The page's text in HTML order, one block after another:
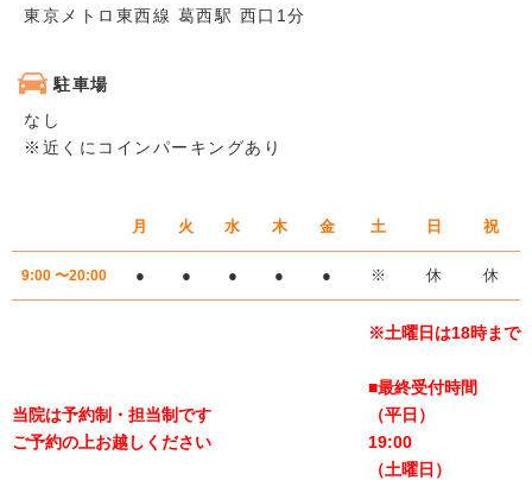
東京メトロ東西線 葛西駅 西口1分
駐車場
なし
※近くにコインパーキングあり
月 火 水 木 金 土 日 祝
9:00 〜20:00 ● ● ● ● ● ※ 休 休
当院は予約制・担当制です
ご予約の上お越しください
※土曜日は18時まで
■最終受付時間
（平日）
19:00
（土曜日）